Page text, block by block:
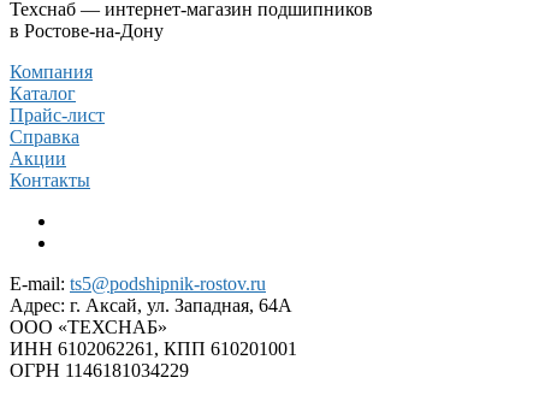
Техснаб — интернет-магазин подшипников
в Ростове-на-Дону
Компания
Каталог
Прайс-лист
Справка
Акции
Контакты
E-mail: ts5@podshipnik-rostov.ru
Адрес: г. Аксай, ул. Западная, 64А
ООО «ТЕХСНАБ»
ИНН 6102062261, КПП 610201001
ОГРН 1146181034229